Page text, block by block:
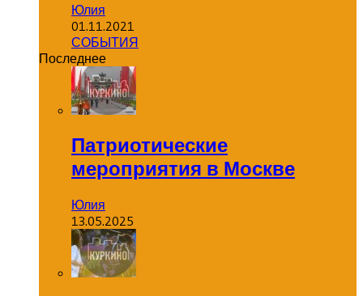
Юлия
01.11.2021
СОБЫТИЯ
Последнее
Патриотические
мероприятия в Москве
Юлия
13.05.2025